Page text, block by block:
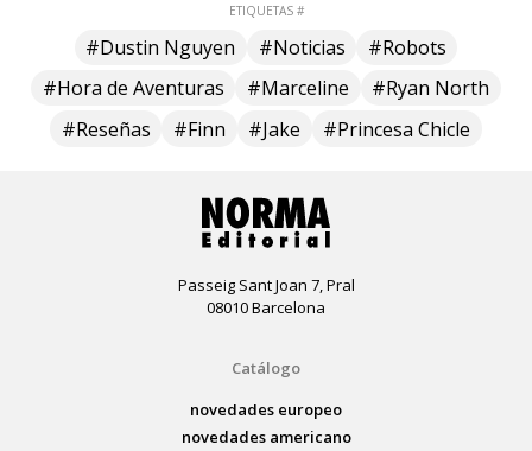
ETIQUETAS #
#Dustin Nguyen #Noticias
#Robots
#Hora de Aventuras
#Marceline
#Ryan North
#Reseñas
#Finn #Jake #Princesa Chicle
Passeig Sant Joan 7, Pral
08010 Barcelona
Catálogo
novedades europeo
novedades americano